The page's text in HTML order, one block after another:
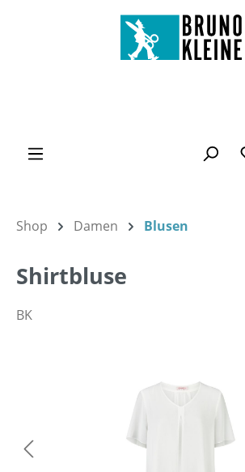
Zum Hauptinhalt springen
Shop Damen Blusen
Shirtbluse
BK